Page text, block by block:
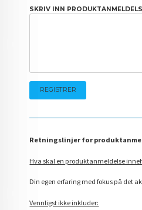
SKRIV INN
Retningslinjer for
Hva skal en produktanmeldelse
Din egen erfaring med fokus på det
Vennligst ikke inkluder: